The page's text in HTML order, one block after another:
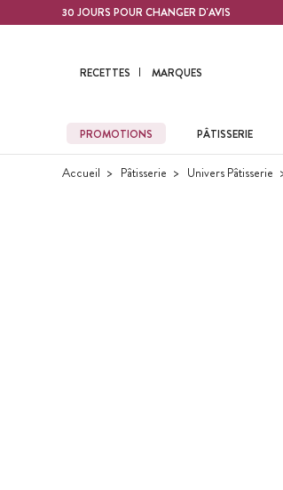
Contenu principal30 JOURS POUR CHANGER D'AVIS
RECETTES MARQUES
PROMOTIONS PÂTISSERIE
Accueil Pâtisserie Univers Pâtisserie